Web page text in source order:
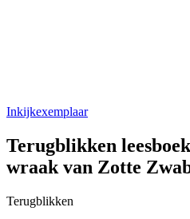
Inkijkexemplaar
Terugblikken
wraak van Zotte
Terugblikken